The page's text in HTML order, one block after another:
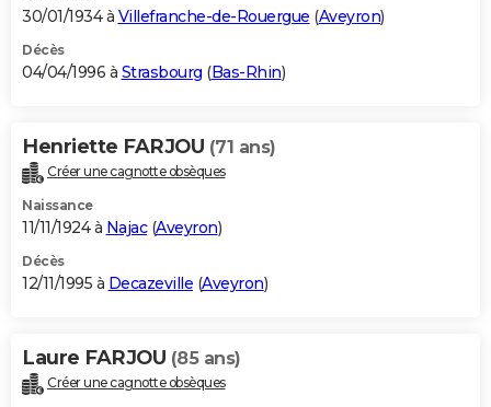
30/01/1934 à Villefranche-de-Rouergue (Aveyron)
Décès
04/04/1996 à Strasbourg (Bas-Rhin)
Henriette FARJOU (71 ans)
Créer une cagnotte obsèques
Naissance
11/11/1924 à Najac(Aveyron)
Décès
12/11/1995 à Decazeville (Aveyron)
Laure FARJOU (85 ans)
Créer une cagnotte obsèques